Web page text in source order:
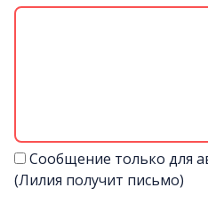
Сообщение только для
(Лилия получит письмо)